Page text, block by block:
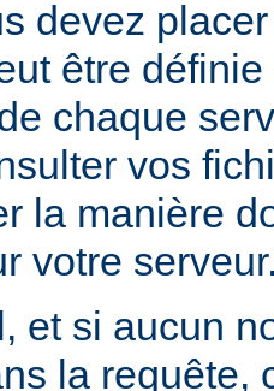
devez
être
chaque
vos
la manière
votre
et si aucun
la requête,